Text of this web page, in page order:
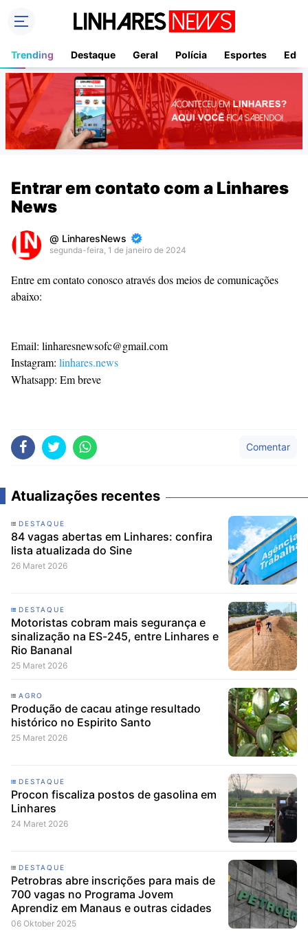
Trending Destaque Geral Polícia Esportes
Entrar em contato com a Linhares
News
LinharesNews
segunda-feira, 1 de janeiro de 2024
Premium
By
Shroff
Templates
Entre em contato conosco através dos meios de comunicações
abaixo:
Email: linharesnewsofc@gmail.com
Instagram: linhares.news
Whatsapp: Em breve
Comentar
Atualizações recentes
DESTAQUE
84 vagas abertas em Linhares: confira
lista atualizada do Sine
26 Maret 2026
DESTAQUE
Motoristas cobram mais segurança e
sinalização na ES-245, entre Linhares e
Rio Bananal
25 Maret 2026
AGRO
Produção de cacau atinge resultado
histórico no Espirito Santo
25 Maret 2026
DESTAQUE
Procon fiscaliza postos de gasolina em
Linhares
24 Maret 2026
DESTAQUE
Petrobras abre inscrições para mais de
700 vagas no Programa Jovem
Aprendiz em Manaus e outras cidades
06 Oktober 2025